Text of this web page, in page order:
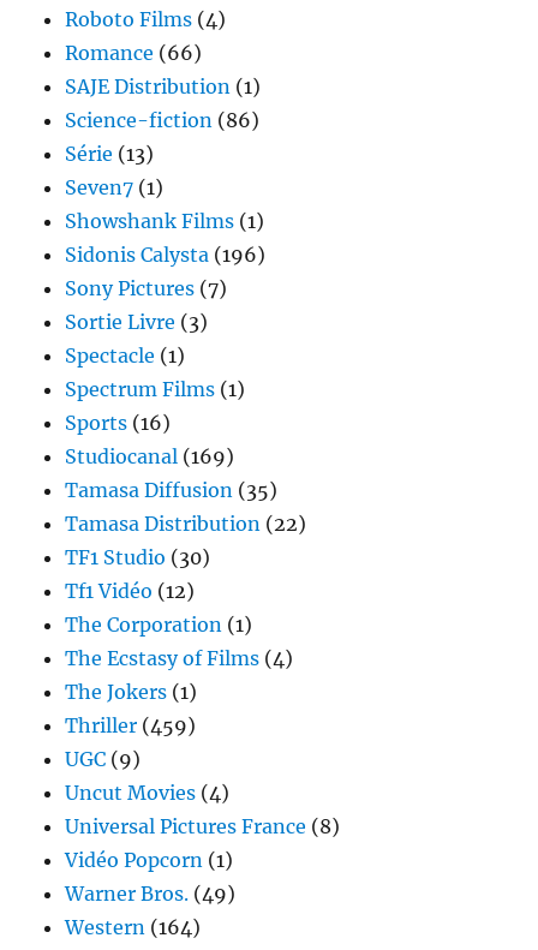
Roboto Films (4)
Romance (66)
SAJE Distribution (1)
Science-fiction (86)
Série (13)
Seven7 (1)
Showshank Films (1)
Sidonis Calysta (196)
Sony Pictures (7)
Sortie Livre (3)
Spectacle (1)
Spectrum Films (1)
Sports (16)
Studiocanal (169)
Tamasa Diffusion (35)
Tamasa Distribution (22)
TF1 Studio (30)
Tf1 Vidéo (12)
The Corporation (1)
The Ecstasy of Films (4)
The Jokers (1)
Thriller (459)
UGC (9)
Uncut Movies (4)
Universal Pictures France (8)
Vidéo Popcorn (1)
Warner Bros. (49)
Western (164)